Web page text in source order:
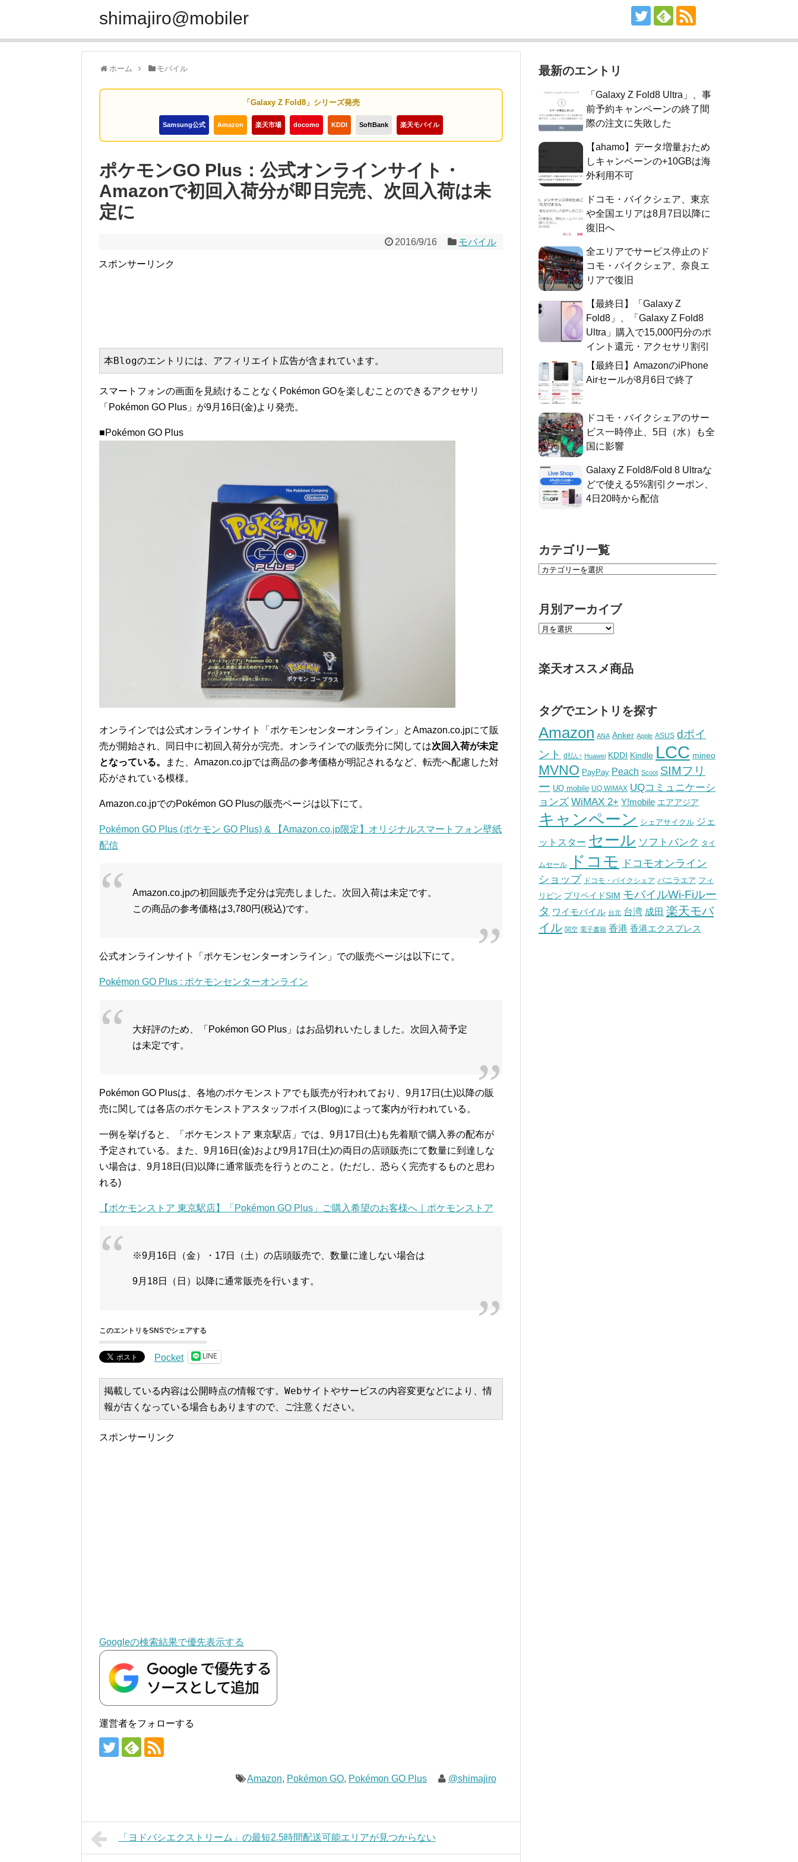
shimajiro@mobiler
ホーム モバイル
「Galaxy Z Fold8」シリーズ発売
Samsung公式 Amazon 楽天市場 docomo KDDI SoftBank 楽天モバイル
ポケモンGO Plus：公式オンラインサイト・
Amazonで初回入荷分が即日完売、次回入荷は未
定に
2016/9/16 モバイル
スポンサーリンク
本Blogのエントリには、アフィリエイト広告が含まれています。
スマートフォンの画面を見続けることなくPokémon GOを楽しむことのできるアクセサリ
「Pokémon GO Plus」が9月16日(金)より発売。
■Pokémon GO Plus
オンラインでは公式オンラインサイト「ポケモンセンターオンライン」とAmazon.co.jpにて販
売が開始され、同日中に初回入荷分が完売。オンラインでの販売分に関しては次回入荷が未定
となっている。
また、Amazon.co.jpでは商品の参考価格が明記されるなど、転売へ配慮した対
応がされている模様。
Amazon.co.jpでのPokémon GO Plusの販売ページは以下にて。
Pokémon GO Plus (ポケモン GO Plus) & 【Amazon.co.jp限定】オリジナルスマートフォン壁紙
配信
Amazon.co.jpの初回販売予定分は完売しました。次回入荷は未定です。
この商品の参考価格は3,780円(税込)です。
公式オンラインサイト「ポケモンセンターオンライン」での販売ページは以下にて。
Pokémon GO Plus : ポケモンセンターオンライン
大好評のため、「Pokémon GO Plus」はお品切れいたしました。次回入荷予定
は未定です。
Pokémon GO Plusは、各地のポケモンストアでも販売が行われており、9月17日(土)以降の販
売に関しては各店のポケモンストアスタッフボイス(Blog)によって案内が行われている。
一例を挙げると、「ポケモンストア 東京駅店」では、9月17日(土)も先着順で購入券の配布が
予定されている。また、9月16日(金)および9月17日(土)の両日の店頭販売にて数量に到達しな
い場合は、9月18日(日)以降に通常販売を行うとのこと。(ただし、恐らく完売するものと思わ
れる)
【ポケモンストア 東京駅店】「Pokémon GO Plus」ご購入希望のお客様へ｜ポケモンストア
※9月16日（金）・17日（土）の店頭販売で、数量に達しない場合は
9月18日（日）以降に通常販売を行います。
このエントリをSNSでシェアする
Pocket LINE
掲載している内容は公開時点の情報です。Webサイトやサービスの内容変更などにより、情
報が古くなっている場合もありますので、ご注意ください。
スポンサーリンク
Googleの検索結果で優先表示する
運営者をフォローする
Amazon, Pokémon GO, Pokémon GO Plus @shimajiro
「ヨドバシエクストリーム」の最短2.5時間配送可能エリアが見つからない
最新のエントリ
「Galaxy Z Fold8 Ultra」、事
前予約キャンペーンの終了間
際の注文に失敗した
【ahamo】データ増量おため
しキャンペーンの+10GBは海
外利用不可
ドコモ・バイクシェア、東京
や全国エリアは8月7日以降に
復旧へ
全エリアでサービス停止のド
コモ・バイクシェア、奈良エ
リアで復旧
【最終日】「Galaxy Z
Fold8」、「Galaxy Z Fold8
Ultra」購入で15,000円分のポ
イント還元・アクセサリ割引
【最終日】AmazonのiPhone
Airセールが8月6日で終了
ドコモ・バイクシェアのサー
ビス一時停止、5日（水）も全
国に影響
Galaxy Z Fold8/Fold 8 Ultraな
どで使える5%割引クーポン、
4日20時から配信
カテゴリ一覧
月別アーカイブ
楽天オススメ商品
タグでエントリを探す
Amazon ANA Anker Apple ASUS dポイ
ント
d払い Huawei KDDI Kindle LCC mineo
MVNO PayPay Peach Scoot SIMフリ
ー UQ mobile UQ WiMAX UQコミュニケーシ
ョンズ WiMAX 2+ Y!mobile エアアジア
キャンペーン シェアサイクル ジェ
ットスター セール ソフトバンク タイ
ムセール ドコモ
ドコモオンライン
ショップ ドコモ・バイクシェア バニラエア フィ
リピン プリペイドSIM モバイルWi-Fiルー
タ ワイモバイル 台北 台湾 成田 楽天モバ
イル 関空 電子書籍 香港 香港エクスプレス